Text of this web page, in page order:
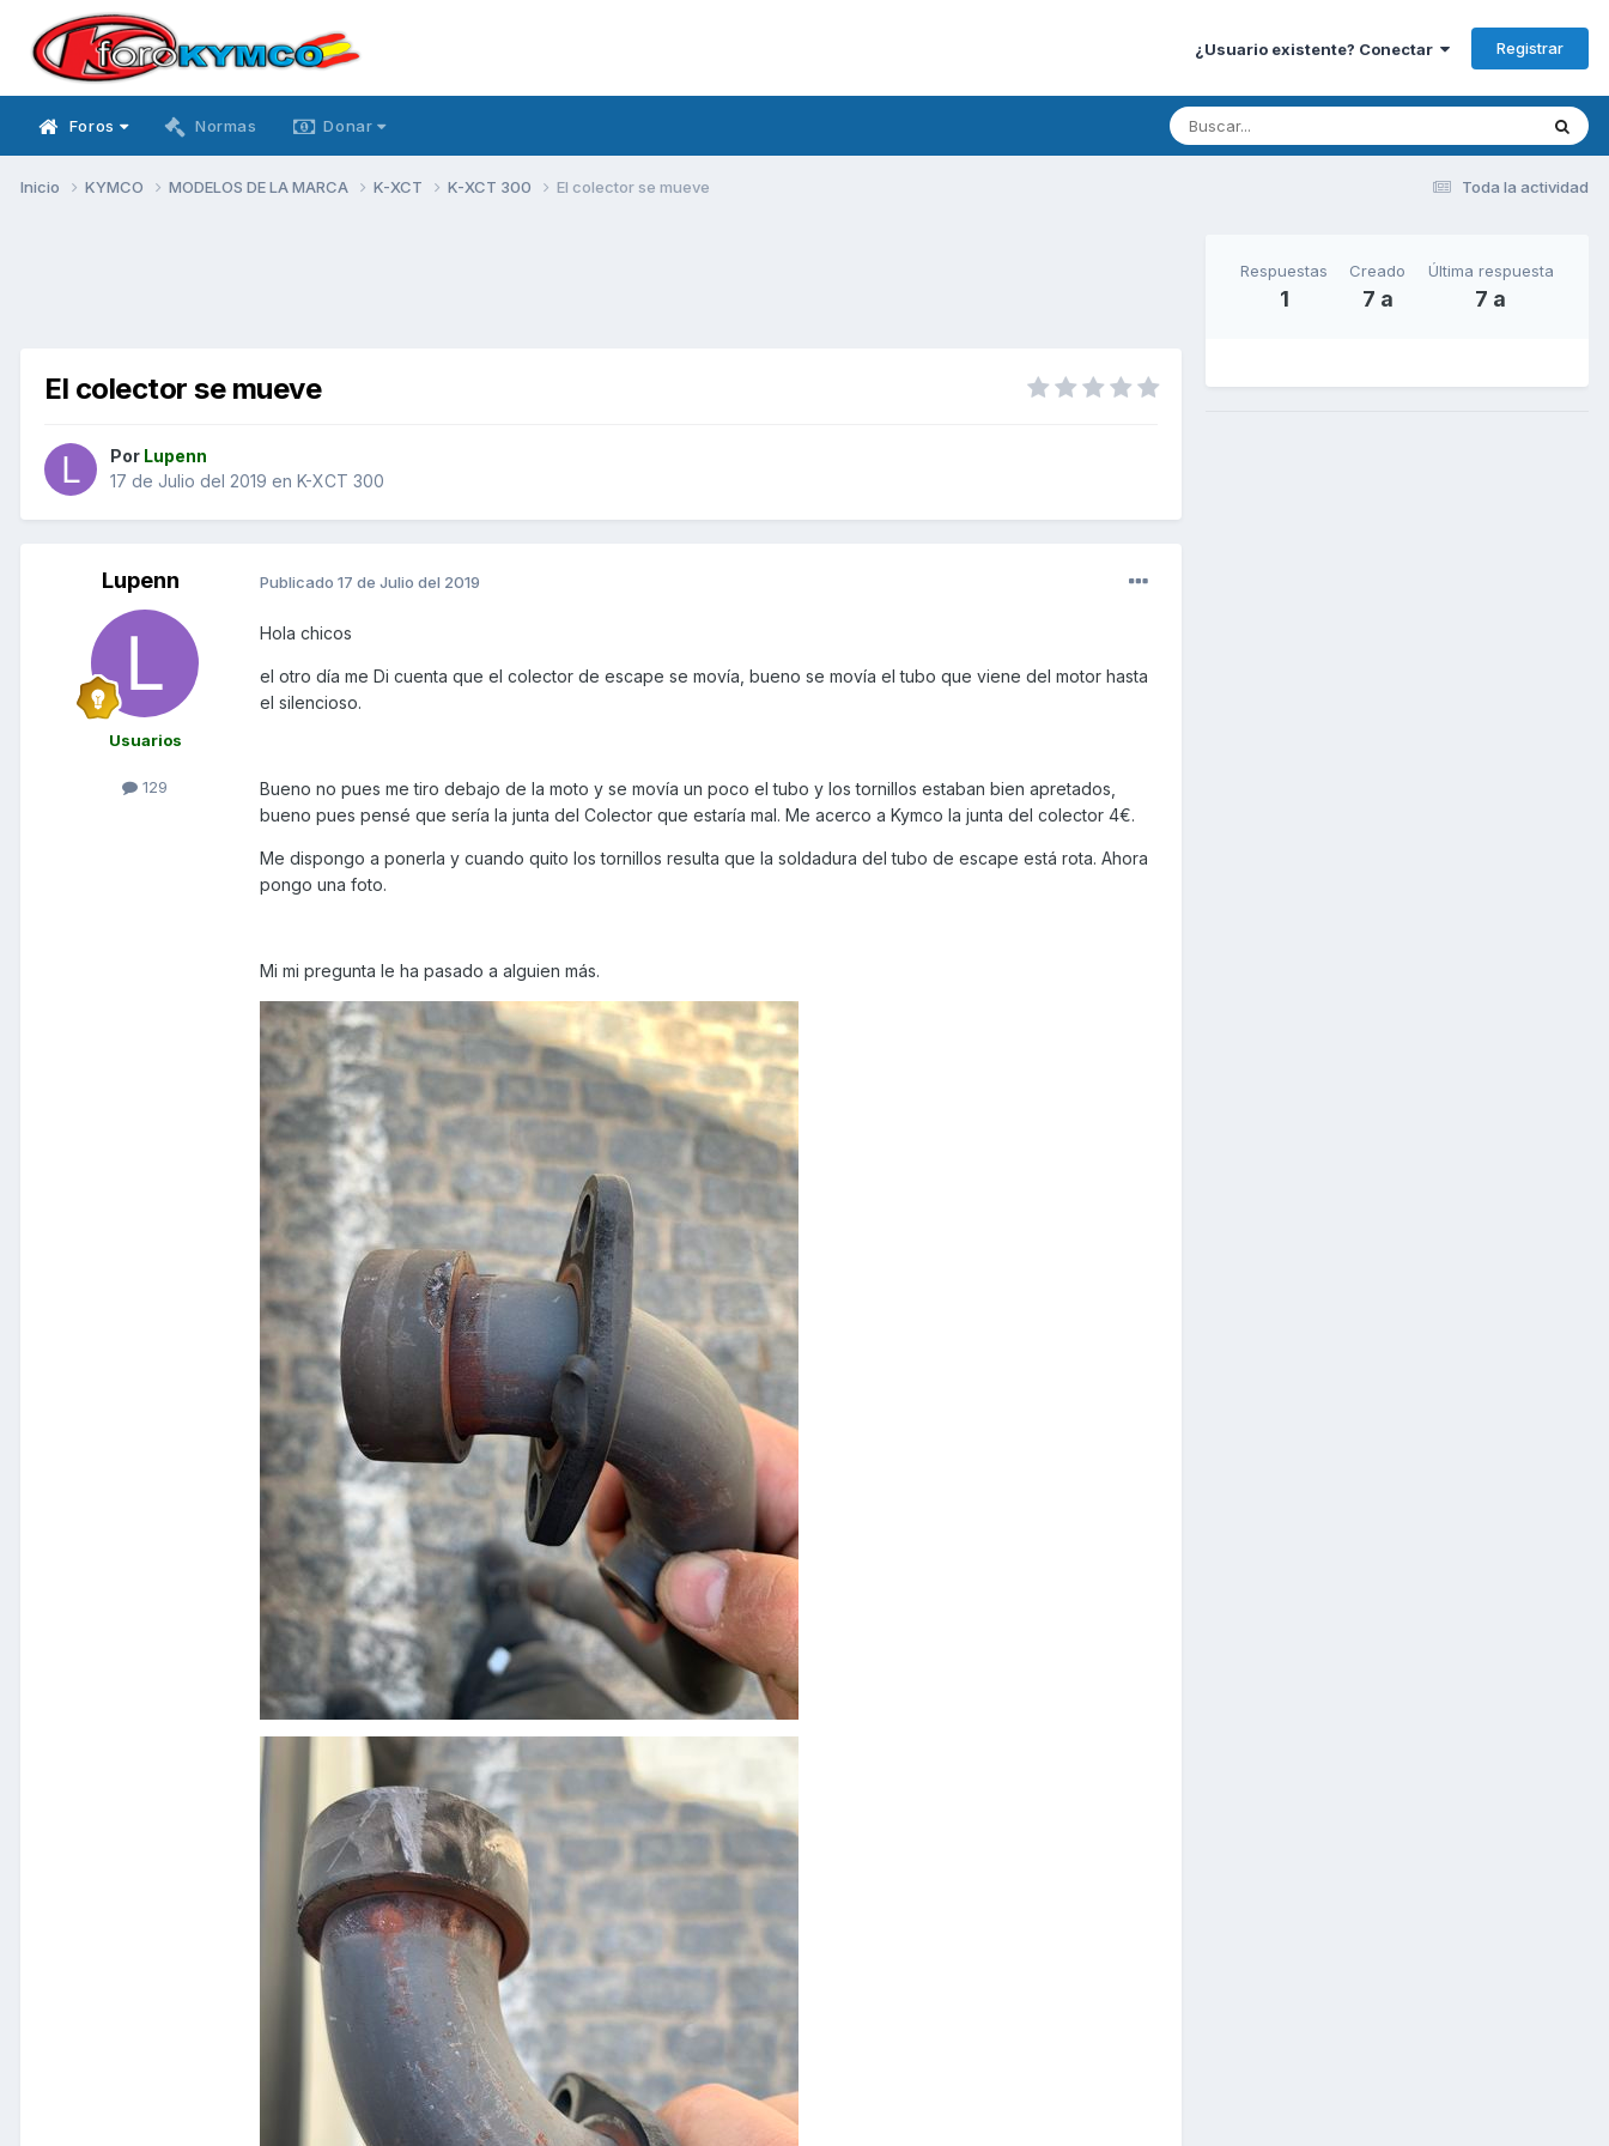
¿Usuario existente? Conectar Registrar
Foros Normas Donar
Toda la actividad
Inicio KYMCO MODELOS DE LA MARCA K-XCT K-XCT 300 El colector se mueve
El colector se mueve
Por Lupenn
17 de Julio del 2019 en K-XCT 300
Lupenn
Usuarios
129
Publicado 17 de Julio del 2019
Hola chicos
el otro día me Di cuenta que el colector de escape se movía, bueno se movía el tubo que viene del motor hasta
el silencioso.
Bueno no pues me tiro debajo de la moto y se movía un poco el tubo y los tornillos estaban bien apretados,
bueno pues pensé que sería la junta del Colector que estaría mal. Me acerco a Kymco la junta del colector 4€.
Me dispongo a ponerla y cuando quito los tornillos resulta que la soldadura del tubo de escape está rota. Ahora
pongo una foto.
Mi mi pregunta le ha pasado a alguien más.
Respuestas
1
Creado
7 a
Última respuesta
7 a